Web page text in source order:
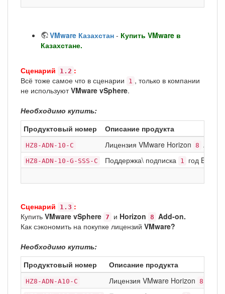
VMware Казахстан - Купить VMware в
Казахстане.
Сценарий 1.2 :
Всё тоже самое что в сценарии
1 , только в компании
не используютVMware vSphere.
Необходимо купить:
Продуктовый номер
Описание продукта
HZ8-ADN-10-C Лицензия VMware Horizon 8
HZ8-ADN-10-G-SSS-C Поддержка\ подписка 1 год Basic
Сценарий 1.3 :
Купить VMware vSphere 7 и Horizon 8 Add-on.
Как сэкономить на покупке лицензий VMware?
Необходимо купить:
Продуктовый номер
Описание продукта
HZ8-ADN-A10-C Лицензия VMware Horizon 8